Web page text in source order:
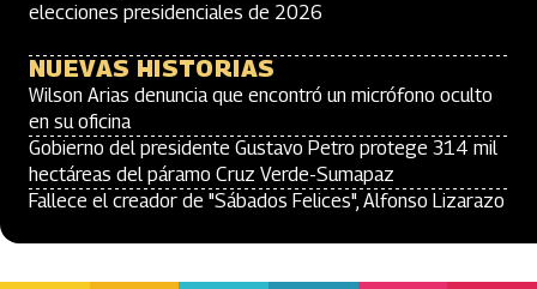
elecciones presidenciales de 2026
NUEVAS HISTORIAS
Wilson Arias denuncia que encontró un micrófono oculto
en su oficina
Gobierno del presidente Gustavo Petro protege 314 mil
hectáreas del páramo Cruz Verde-Sumapaz
Fallece el creador de "Sábados Felices", Alfonso Lizarazo